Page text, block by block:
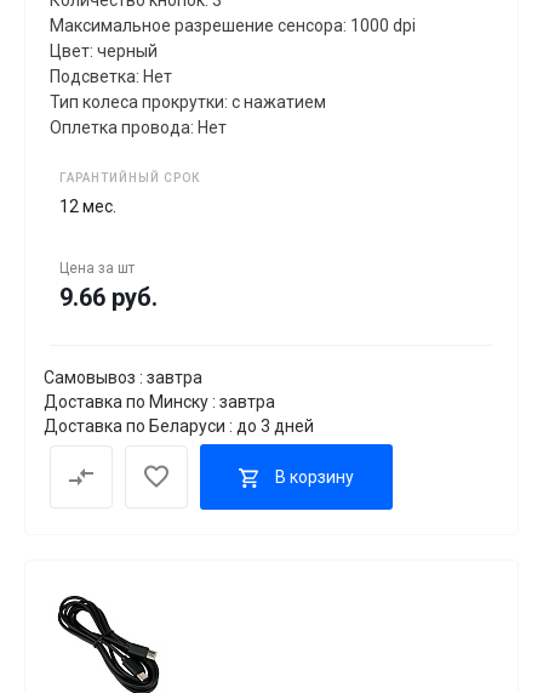
Максимальное разрешение сенсора: 1000 dpi
Цвет: черный
Подсветка: Нет
Тип колеса прокрутки: с нажатием
Оплетка провода: Нет
ГАРАНТИЙНЫЙ СРОК
12 мес.
Цена за шт
9.66 руб.
Самовывоз : завтра
Доставка по Минску : завтра
Доставка по Беларуси : до 3 дней
В корзину